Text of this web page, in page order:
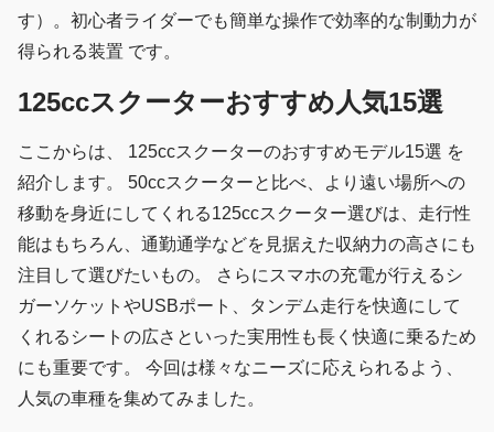
す）。初心者ライダーでも簡単な操作で効率的な制動力が
得られる装置 です。
125ccスクーターおすすめ人気15選
ここからは、 125ccスクーターのおすすめモデル15選 を
紹介します。 50ccスクーターと比べ、より遠い場所への
移動を身近にしてくれる125ccスクーター選びは、走行性
能はもちろん、通勤通学などを見据えた収納力の高さにも
注目して選びたいもの。 さらにスマホの充電が行えるシ
ガーソケットやUSBポート、タンデム走行を快適にして
くれるシートの広さといった実用性も長く快適に乗るため
にも重要です。 今回は様々なニーズに応えられるよう、
人気の車種を集めてみました。